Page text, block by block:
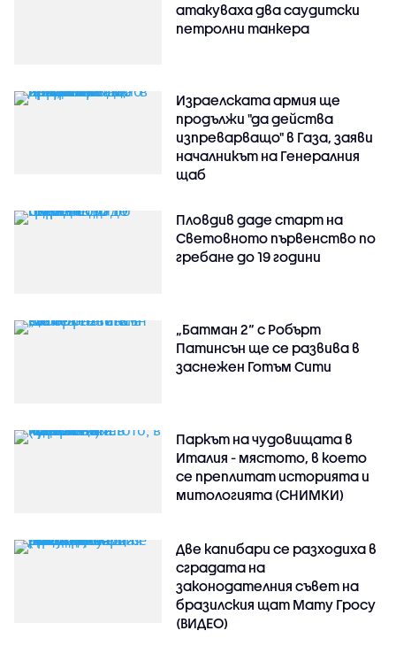
атакуваха два саудитски
петролни танкера
Израелската армия ще
продължи "да действа
изпреварващо" в Газа, заяви
началникът на Генералния
щаб
Пловдив даде старт на
Световното първенство по
гребане до 19 години
„Батман 2“ с Робърт
Патинсън ще се развива в
заснежен Готъм Сити
Паркът на чудовищата в
Италия - мястото, в което
се преплитат историята и
митологията (СНИМКИ)
Две капибари се разходиха в
сградата на
законодателния съвет на
бразилския щат Мату Гросу
(ВИДЕО)